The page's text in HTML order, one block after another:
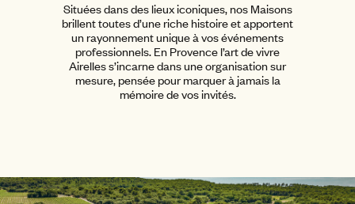
Situées dans des lieux iconiques, nos Maisons
brillent toutes d’une riche histoire et apportent
un rayonnement unique à vos événements
professionnels. En Provence l’art de vivre
Airelles s’incarne dans une organisation sur
mesure, pensée pour marquer à jamais la
mémoire de vos invités.